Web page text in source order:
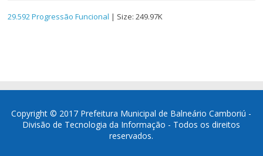
29.592 Progressão Funcional | Size: 249.97K
Copyright © 2017 Prefeitura Municipal de Balneário Camboriú -
Divisão de Tecnologia da Informação - Todos os direitos
reservados.